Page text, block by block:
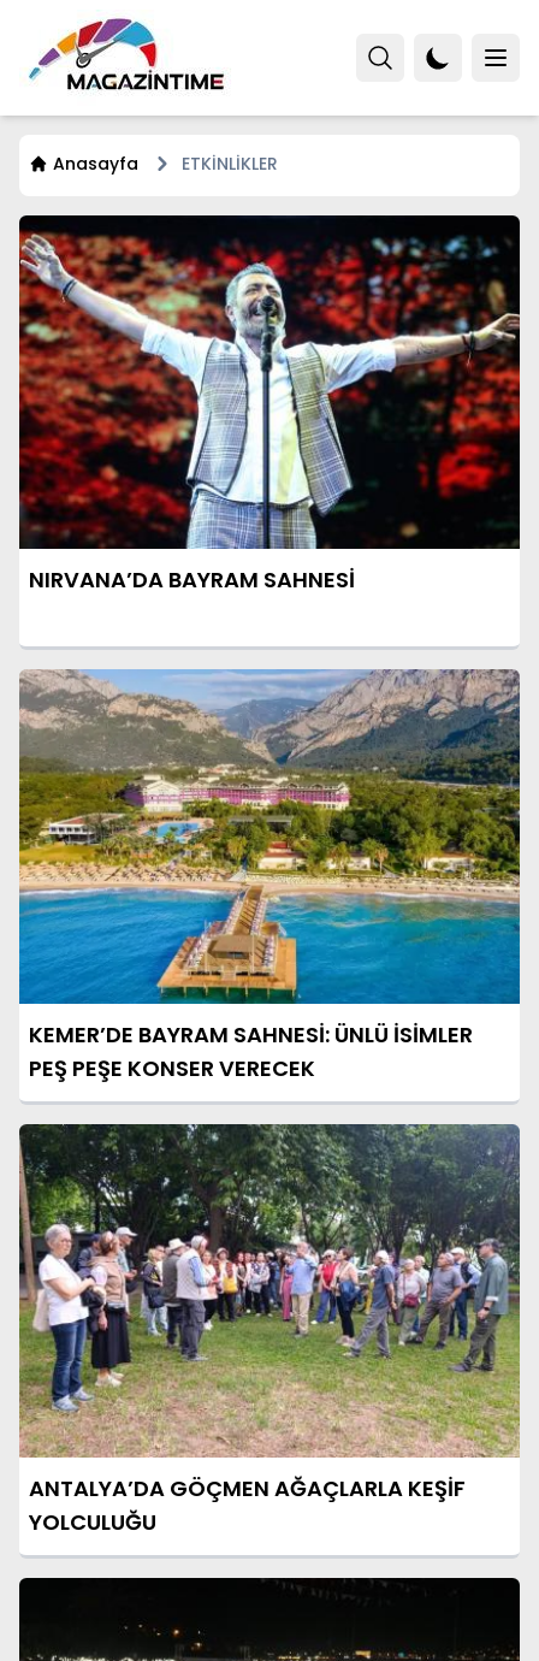
Anasayfa ETKİNLİKLER
NIRVANA’DA BAYRAM SAHNESİ
KEMER’DE BAYRAM SAHNESİ: ÜNLÜ İSİMLER
PEŞ PEŞE KONSER VERECEK
ANTALYA’DA GÖÇMEN AĞAÇLARLA KEŞİF
YOLCULUĞU